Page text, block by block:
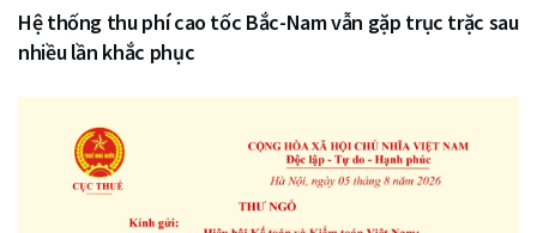
Hệ thống thu phí cao tốc Bắc-Nam vẫn gặp trục trặc sau
nhiều lần khắc phục